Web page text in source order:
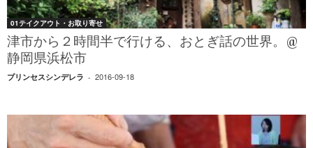
01テイクアウト・お取り寄せ
津市から２時間半で行ける、おとぎ話の世界。@
静岡県浜松市
プリンセスシンデレラ - 2016-09-18